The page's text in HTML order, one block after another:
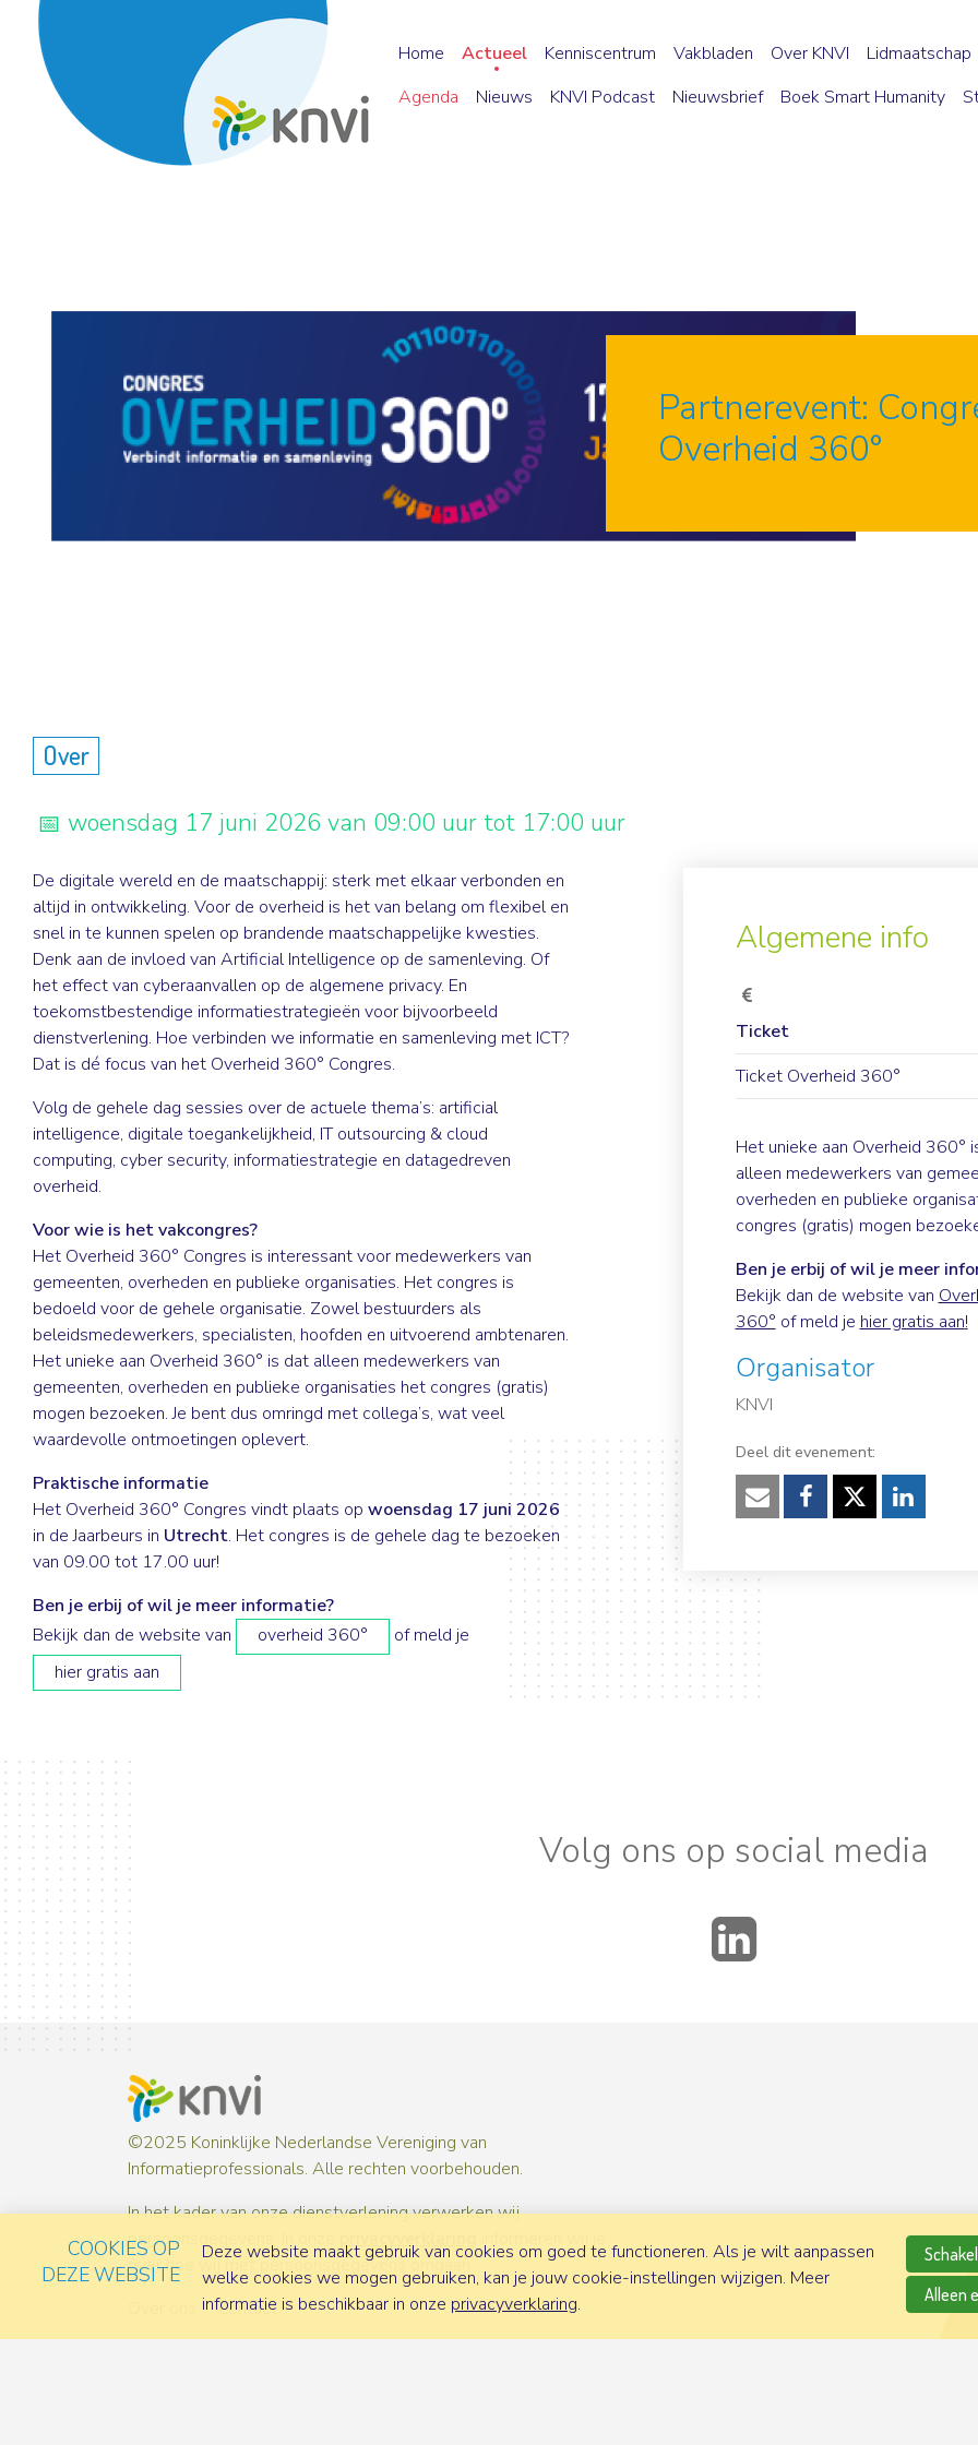
Home
Actueel
Agenda
Nieuws KNVI Podcast Nieuwsbrief Boek Smart Humanity
Kenniscentrum Vakbladen Over KNVI Lidmaatschap
Partnerevent:
Overheid 360°
Over
woensdag 17 juni 2026 van 09:00 uur tot 17:00 uur
De digitale wereld en de maatschappij: sterk met elkaar verbonden en
altijd in ontwikkeling. Voor de overheid is het van belang om flexibel en
snel in te kunnen spelen op brandende maatschappelijke kwesties.
Denk aan de invloed van Artificial Intelligence op de samenleving. Of
het effect van cyberaanvallen op de algemene privacy. En
toekomstbestendige informatiestrategieën voor bijvoorbeeld
dienstverlening. Hoe verbinden we informatie en samenleving met ICT?
Dat is dé focus van het Overheid 360° Congres.
Volg de gehele dag sessies over de actuele thema’s: artificial
intelligence, digitale toegankelijkheid, IT outsourcing & cloud
computing, cyber security, informatiestrategie en datagedreven
overheid.
Voor wie is het vakcongres?
Het Overheid 360° Congres is interessant voor medewerkers van
gemeenten, overheden en publieke organisaties. Het congres is
bedoeld voor de gehele organisatie. Zowel bestuurders als
beleidsmedewerkers, specialisten, hoofden en uitvoerend ambtenaren.
Het unieke aan Overheid 360° is dat alleen medewerkers van
gemeenten, overheden en publieke organisaties het congres (gratis)
mogen bezoeken. Je bent dus omringd met collega’s, wat veel
waardevolle ontmoetingen oplevert.
Praktische informatie
Het Overheid 360° Congres vindt plaats op woensdag 17 juni 2026
in de Jaarbeurs in Utrecht. Het congres is de gehele dag te bezoeken
van 09.00 tot 17.00 uur!
Ben je erbij of wil je meer informatie?
Bekijk dan de website van
overheid 360°
of meld je
hier gratis aan
Algemene info
Ticket
Ticket Overheid 360°
Het unieke aan Overheid 360°
alleen medewerkers van
overheden en publieke
congres (gratis) mogen
Ben je erbij of wil je meer
Bekijk dan de website van
360° of meld je hier gratis aan!
Organisator
KNVI
Deel dit evenement:
Verzenden
Facebook
Twitter
Volg ons op social media
©2025 Koninklijke Nederlandse Vereniging van
Informatieprofessionals. Alle rechten voorbehouden.
In het kader van onze dienstverlening verwerken wij
persoonsgegevens. In onze
over hoe wij met persoonsgegevens omgaan.
Contact
COOKIES OP
DEZE WEBSITE
Deze website maakt gebruik van cookies om goed te functioneren. Als je wilt aanpassen
welke cookies we mogen gebruiken, kan je jouw cookie-instellingen wijzigen. Meer
informatie is beschikbaar in onze privacyverklaring.
Alleen